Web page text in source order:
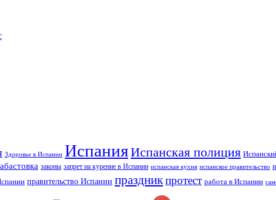
Здоровье в Испании ИспанияИспанская полиция
законы запрет на курение в Испании испанская кухня испанское правительство
правительство Испании праздникпротест работа в Испании